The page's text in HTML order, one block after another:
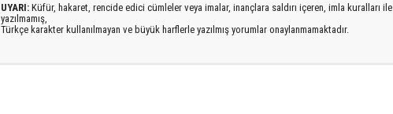
UYARI: Küfür, hakaret, rencide edici cümleler veya imalar, inançlara saldırı içeren, imla kuralları ile
yazılmamış,
Türkçe karakter kullanılmayan ve büyük harflerle yazılmış yorumlar onaylanmamaktadır.